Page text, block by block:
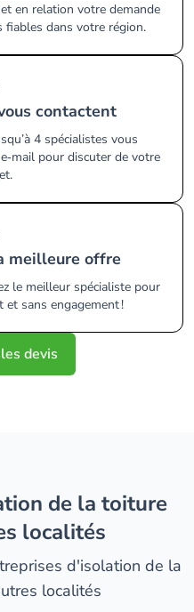
en relation votre demande
fiables dans votre région.
contactent
4 spécialistes vous
pour discuter de votre
meilleure offre
le meilleur spécialiste pour
et sans engagement !
devis
localités
d'isolation de la
localités